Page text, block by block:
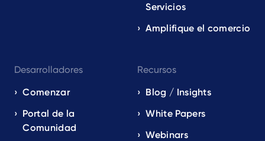
Servicios
Amplifique el comercio
Desarrolladores
Comenzar
Portal de la
Comunidad
Recursos
Blog / Insights
White Papers
Webinars